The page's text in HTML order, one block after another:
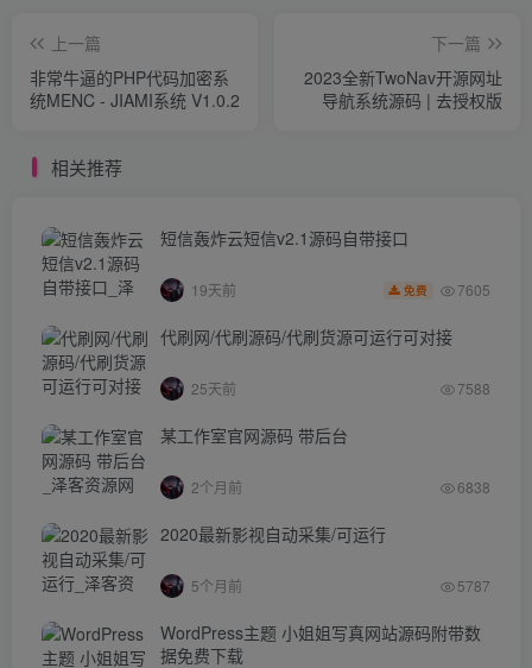
上一篇
非常牛逼的PHP代码加密系
统MENC - JIAMI系统 V1.0.2
下一篇
2023全新TwoNav开源网址
导航系统源码 | 去授权版
相关推荐
短信轰炸云短信v2.1源码自带接口
19天前 免费 7605
代刷网/代刷源码/代刷货源可运行可对接
25天前 7588
某工作室官网源码 带后台
2个月前 6838
2020最新影视自动采集/可运行
5个月前 5787
WordPress主题 小姐姐写真网站源码附带数
据免费下载